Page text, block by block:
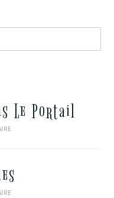
Le Portail